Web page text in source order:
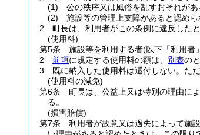
(1)
公の秩序又は風俗を乱すおそれがあ
(2)
施設等の管理上支障があると認めら
2
町長は、利用者がこの条例に違反した
(使用料)
第5条
施設等を利用する者(以下「利用者
2
前項に規定する使用料の額は、 別表の
3
既に納入した使用料は還付しない。 た
(使用料の減免)
第6条
町長は、公益上又は特別の理由に
る。
(損害賠償)
第7条
利用者が故意又は過失によって施